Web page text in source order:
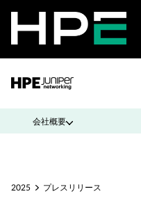
会社概要
2025 プレスリリース